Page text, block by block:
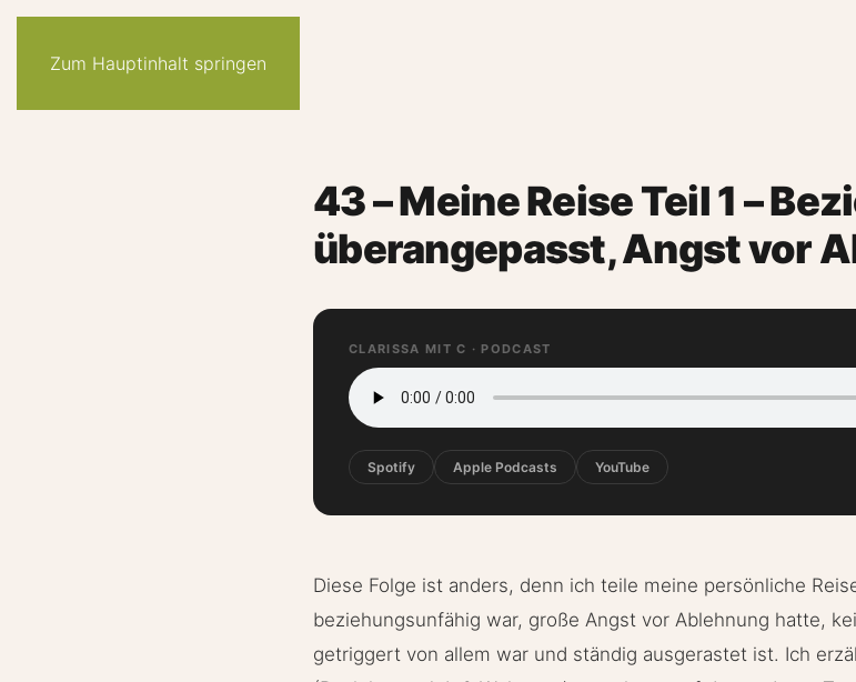
Zum Hauptinhalt springen
43 – Meine Reise Teil 1 –
überangepasst, Angst vor
CLARISSA MIT C · PODCAST
Spotify Apple Podcasts YouTube
Diese Folge ist anders, denn ich teile meine persönliche
beziehungsunfähig war, große Angst vor Ablehnung hatte,
getriggert von allem war und ständig ausgerastet ist. Ich